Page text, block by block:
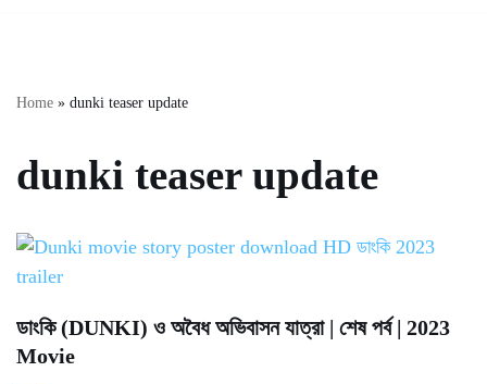
Home » dunki teaser update
dunki teaser update
ডাংকি (DUNKI) ও অবৈধ অভিবাসন যাত্রা | শেষ পর্ব | 2023
Movie